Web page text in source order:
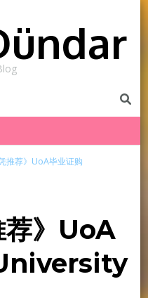
推荐》UoA毕业证购
荐》UoA